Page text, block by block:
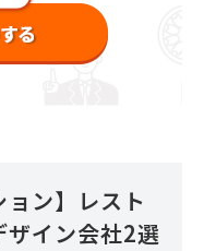
ョン】レスト
ザイン会社2選